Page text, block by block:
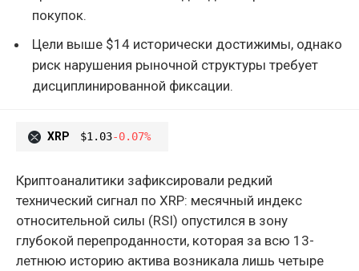
покупок.
Цели выше $14 исторически достижимы, однако
риск нарушения рыночной структуры требует
дисциплинированной фиксации.
XRP $1.03-0.07%
Криптоаналитики зафиксировали редкий
технический сигнал по XRP: месячный индекс
относительной силы (RSI) опустился в зону
глубокой перепроданности, которая за всю 13-
летнюю историю актива возникала лишь четыре